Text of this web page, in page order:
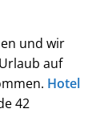
und wir
auf
Hotel
42